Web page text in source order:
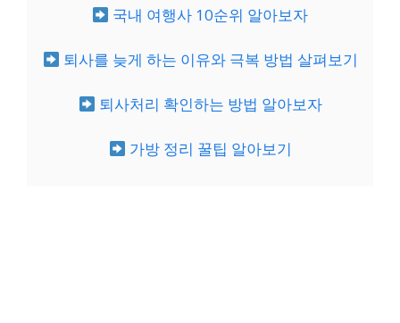
국내 여행사 10순위 알아보자
퇴사를 늦게 하는 이유와 극복 방법 살펴보기
퇴사처리 확인하는 방법 알아보자
가방 정리 꿀팁 알아보기